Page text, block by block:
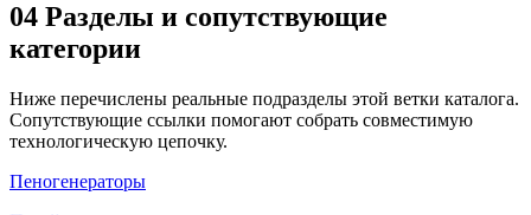
04 Разделы и сопутствующие
категории
Ниже перечислены реальные подразделы этой ветки каталога.
Сопутствующие ссылки помогают собрать совместимую
технологическую цепочку.
Пеногенераторы